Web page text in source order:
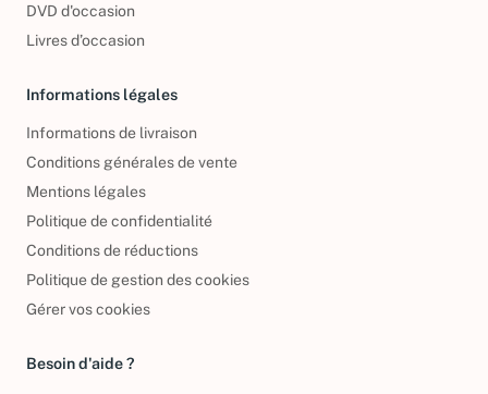
DVD d'occasion
Livres d’occasion
Informations légales
Informations de livraison
Conditions générales de vente
Mentions légales
Politique de confidentialité
Conditions de réductions
Politique de gestion des cookies
Gérer vos cookies
Besoin d'aide ?